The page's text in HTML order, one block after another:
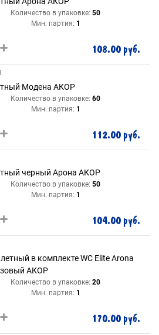
Количество в упаковке: 50
Мин. партия: 1
108.00 руб.
Модена АКОР
Количество в упаковке: 60
Мин. партия: 1
112.00 руб.
черный Арона АКОР
Количество в упаковке: 50
Мин. партия: 1
104.00 руб.
в комплекте WC Elite Arona
АКОР
Количество в упаковке: 20
Мин. партия: 1
170.00 руб.